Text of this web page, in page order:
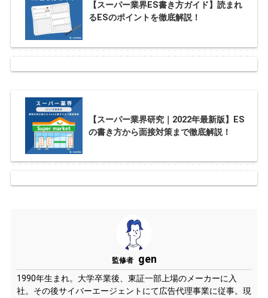
【スーパー業界ES書き方ガイド】読まれ
るESのポイントを徹底解説！
【スーパー業界研究｜2022年最新版】ES
の書き方から面接対策まで徹底解説！
監修者 gen
1990年生まれ。大学卒業後、東証一部上場のメーカーに入
社。その後サイバーエージェントにて広告代理事業に従事。現